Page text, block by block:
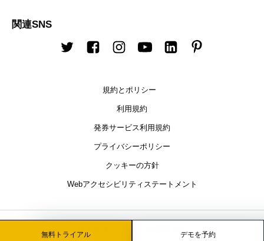
無料トライアル デモを予約
関連SNS
TwitterFacebookInstagram
YoutubeLinkedIn
規約とポリシー
利用規約
発券サービス利用規約
プライバシーポリシー
クッキーの方針
Webアクセシビリティステートメント